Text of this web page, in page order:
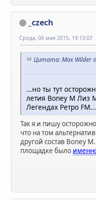
_czech
Среда, 06 мая 2015, 19:13:07
Цитата: Max Wilder
...но ты тут
летия Boney M Лиз
Легендах Ретро FM...
Так я и пишу
что на том
другой состав Boney
площадке было